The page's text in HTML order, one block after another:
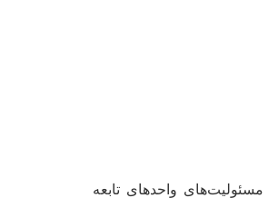
واحدهای تابعه